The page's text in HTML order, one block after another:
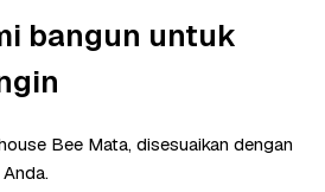
bangun untuk
Bee Mata, disesuaikan dengan